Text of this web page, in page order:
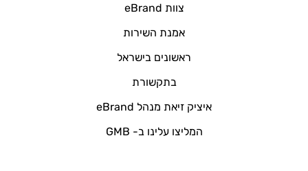
צוות eBrand
אמנת השירות
ראשונים בישראל
בתקשורת
איציק זיאת מנהל eBrand
המליצו עלינו ב- GMB